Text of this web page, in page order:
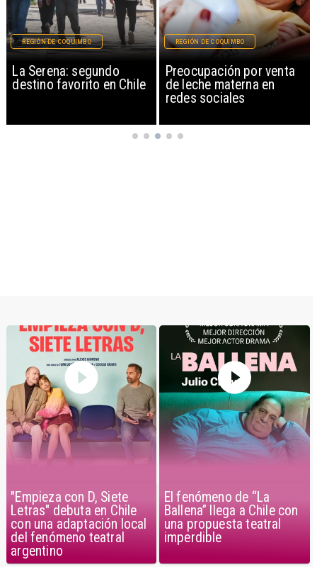
Preocupación por venta
de leche materna en
REGIÓN DE COQUIMBO
Libros gratis y un
audiolibro en la voz de la
actriz Camila Hirane: así
100 Palabras el Día del
Patrimonio
MAGAZINE
"Empieza con D, Siete
Letras" debuta en Chile
con una adaptación local
del fenómeno teatral
argentino
El fenómeno de “La
Ballena” llega a Chile con
una propuesta teatral
imperdible